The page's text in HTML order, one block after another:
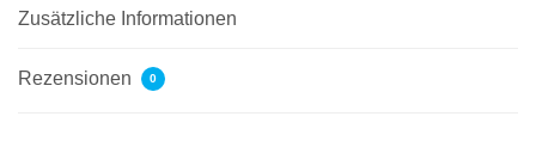
Zusätzliche Informationen
Rezensionen 0